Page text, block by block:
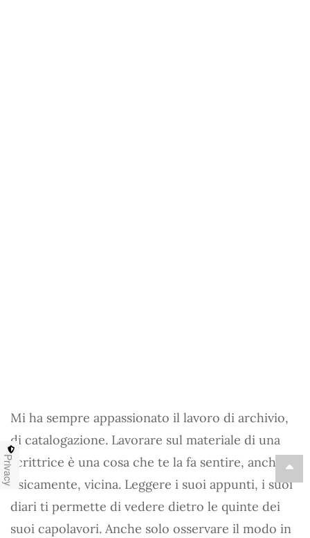
Mi ha sempre appassionato il lavoro di archivio,
di catalogazione. Lavorare sul materiale di una
scrittrice è una cosa che te la fa sentire, anche
fisicamente, vicina. Leggere i suoi appunti, i suoi
diari ti permette di vedere dietro le quinte dei
suoi capolavori. Anche solo osservare il modo in
Privacy